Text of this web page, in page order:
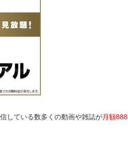
している数多くの動画や雑誌が月額888